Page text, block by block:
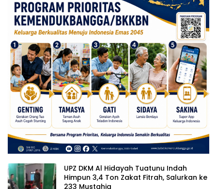
UPZ DKM Al Hidayah Tuatunu Indah
Himpun 3,4 Ton Zakat Fitrah, Salurkan ke
233 Mustahiq